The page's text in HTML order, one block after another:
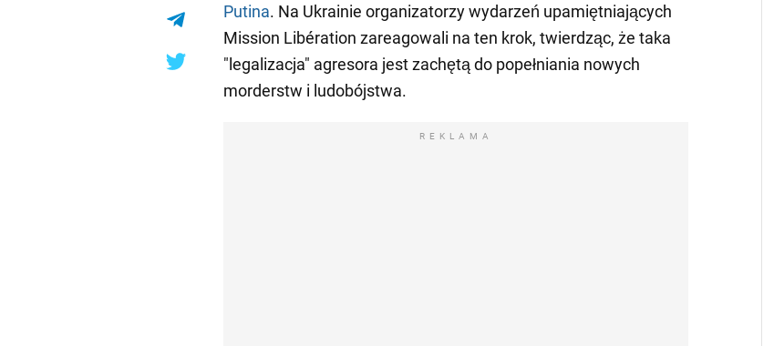
Putina. Na Ukrainie organizatorzy wydarzeń upamiętniających
Mission Libération zareagowali na ten krok, twierdząc, że taka
"legalizacja" agresora jest zachętą do popełniania nowych
morderstw i ludobójstwa.
REKLAMA